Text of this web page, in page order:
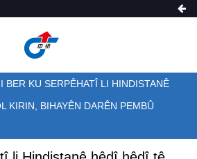
BER KU SERPÊHATÎ LI HINDISTANÊ
KIRIN, BIHAYÊN DARÊN PEMBÛ